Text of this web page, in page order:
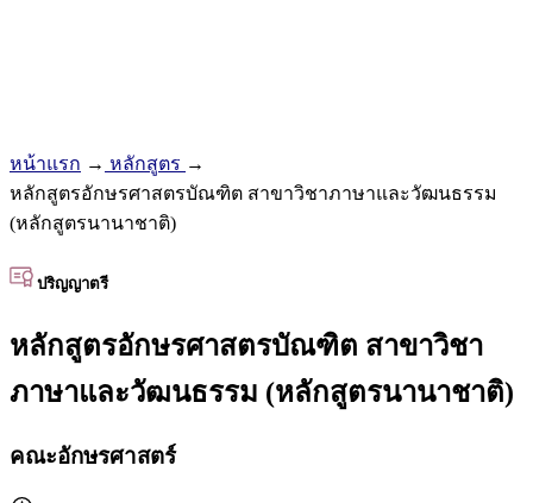
หน้าแรก → หลักสูตร →
หลักสูตรอักษรศาสตรบัณฑิต สาขาวิชาภาษาและวัฒนธรรม
(หลักสูตรนานาชาติ)
ปริญญาตรี
หลักสูตรอักษรศาสตรบัณฑิต สาขาวิชา
ภาษาและวัฒนธรรม (หลักสูตรนานาชาติ)
คณะอักษรศาสตร์